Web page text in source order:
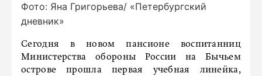
Фото: Яна Григорьева/ «Петербургский
дневник»
Сегодня в новом пансионе воспитанниц
Министерства обороны России на Бычьем
острове прошла первая учебная линейка,